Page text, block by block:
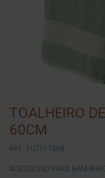
TOALHEIRO
60CM
Ref.: FUTU-1668
ACESSÓRIO PARA